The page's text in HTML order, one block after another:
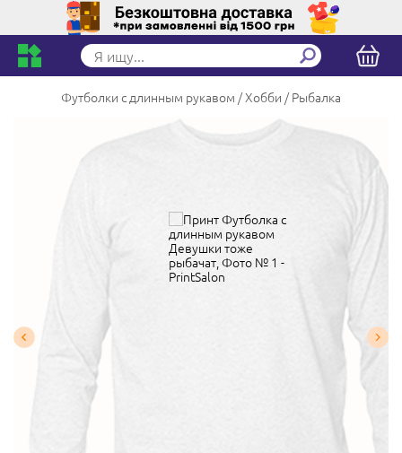
Футболки с длинным рукавом Хобби Рыбалка